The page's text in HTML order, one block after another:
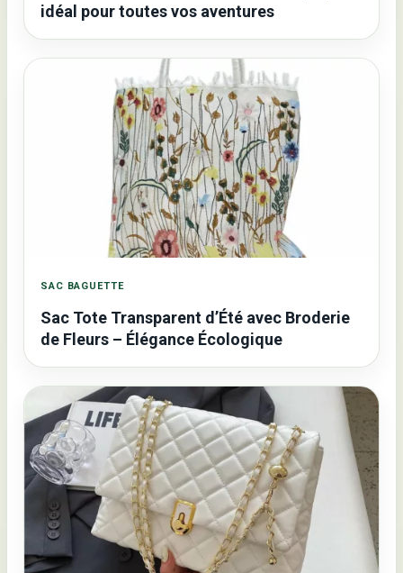
idéal pour toutes vos aventures
SAC BAGUETTE
Sac Tote Transparent d’Été avec Broderie
de Fleurs – Élégance Écologique